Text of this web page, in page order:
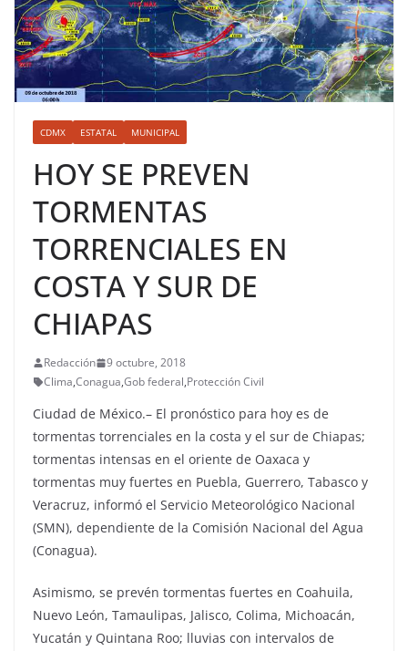
CDMX ESTATAL MUNICIPAL
HOY SE PREVEN
TORMENTAS
TORRENCIALES EN
COSTA Y SUR DE
CHIAPAS
Redacción
9 octubre, 2018
Clima,Conagua,Gob federal,Protección Civil
Ciudad de México.– El pronóstico para hoy es de
tormentas torrenciales en la costa y el sur de Chiapas;
tormentas intensas en el oriente de Oaxaca y
tormentas muy fuertes en Puebla, Guerrero, Tabasco y
Veracruz, informó el Servicio Meteorológico Nacional
(SMN), dependiente de la Comisión Nacional del Agua
(Conagua).
Asimismo, se prevén tormentas fuertes en Coahuila,
Nuevo León, Tamaulipas, Jalisco, Colima, Michoacán,
Yucatán y Quintana Roo; lluvias con intervalos de